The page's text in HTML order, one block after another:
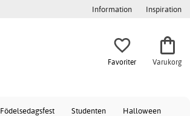
Information Inspiration
Favoriter Varukorg
Födelsedagsfest Studenten Halloween